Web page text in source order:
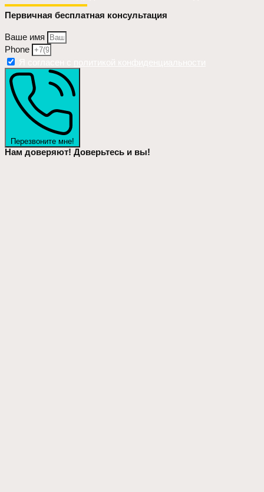
Первичная бесплатная консультация
Ваше имя
Phone
Перезвоните мне!
Нам доверяют! Доверьтесь и вы!